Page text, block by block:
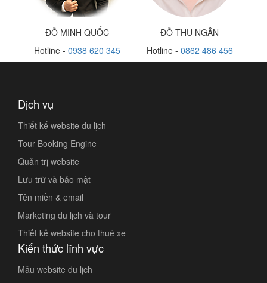
ĐỖ MINH QUỐC
Hotline - 0938 620 345
ĐỖ THU NGÂN
Hotline - 0862 486 456
Dịch vụ
Thiết kế website du lịch
Tour Booking Engine
Quản trị website
Lưu trữ và bảo mật
Tên miền & email
Marketing du lịch và tour
Thiết kế website cho thuê xe
Kiến thức lĩnh vực
Mẫu website du lịch